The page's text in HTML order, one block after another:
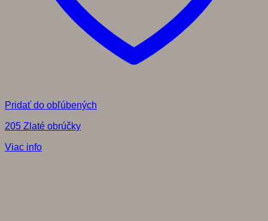
Pridať do obľúbených
205 Zlaté obrúčky
Viac info